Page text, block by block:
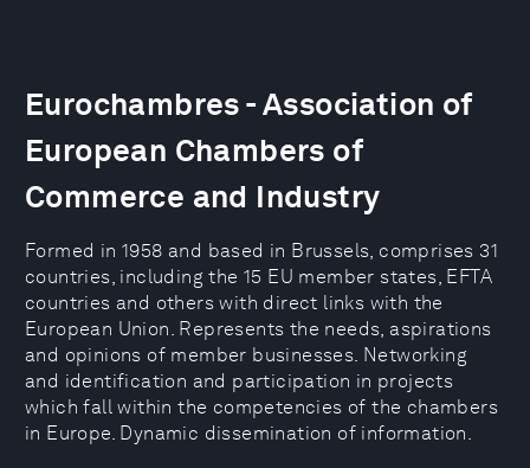
Eurochambres - Association of
European Chambers of
Commerce and Industry
Formed in 1958 and based in Brussels, comprises 31
countries, including the 15 EU member states, EFTA
countries and others with direct links with the
European Union. Represents the needs, aspirations
and opinions of member businesses. Networking
and identification and participation in projects
which fall within the competencies of the chambers
in Europe. Dynamic dissemination of information.